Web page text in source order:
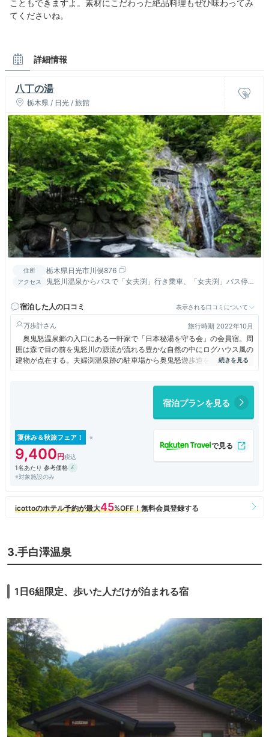
こともできますよ。素材にこだわった絶品料理もぜひ味わってみ
てくださいね。
詳細情報
八丁の湯
栃木県 / 日光 / 旅館
住所 栃木県日光市川俣876
アクセス
鬼怒川温泉からバスで「女夫渕」行き乗車、「女夫渕」バス停よ
宿泊した人の口コミ
表示される口コミについて
万歩計 旅行時期 2022年10月
奥鬼怒温泉郷の入口にある一軒家で「日本秘湯を守る会」の会員宿。周
囲は森で目の前を鬼怒川の源流が流れる豊かな自然の中にログハウス風の
建物が点在する。夫婦渕温泉跡の駐車場から奥鬼怒遊歩道を歩いて１時間
半だが、宿泊者は送迎バスを利用できる。ここから加仁湯までは徒歩１０
グハウス、後者は１０畳ほどのシンプルな和室。総丸太造りのレストハウ
源泉は１本。木の温かみを感じるこじんまりした内湯と露天風呂があ
る。特に露天風呂は昭和４年の開業時からある「雪見の湯」、滝を正面に
見る混浴の「滝見の湯」、滝の上から露天風呂全体を見下ろす「石楠花の
湯」と、周囲の自然を巧みに利用している。
残念だったのは食事。夕食は鶏と岩魚の塩焼き以外は付け出し程度で、
宿泊プランを見る
夏休み＆秋旅フェア！
9,400
1名あたり 参考価格
※対象施設のみ
3.手白澤温泉
1日6組限定、歩いた人だけが泊まれる宿